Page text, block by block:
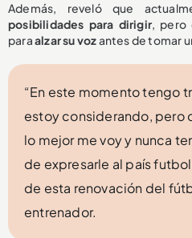
Además, reveló que
posibilidades para dirigir, pero
paraalzar su vozantes de tomar
“En este momento tengo
estoy considerando, pero
lo mejor me voy y nunca
de expresarle al país
de esta renovación del
entrenador.